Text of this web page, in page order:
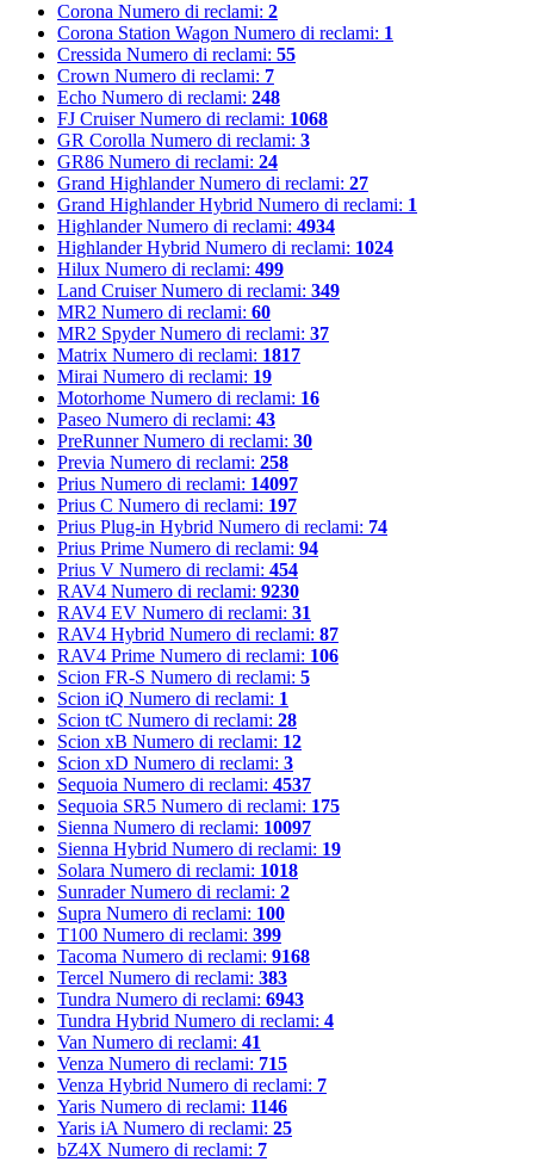
Corona Numero di reclami: 2
Corona Station Wagon Numero di reclami: 1
Cressida Numero di reclami: 55
Crown Numero di reclami: 7
Echo Numero di reclami: 248
FJ Cruiser Numero di reclami: 1068
GR Corolla Numero di reclami: 3
GR86 Numero di reclami: 24
Grand Highlander Numero di reclami: 27
Grand Highlander Hybrid Numero di reclami: 1
Highlander Numero di reclami: 4934
Highlander Hybrid Numero di reclami: 1024
Hilux Numero di reclami: 499
Land Cruiser Numero di reclami: 349
MR2 Numero di reclami: 60
MR2 Spyder Numero di reclami: 37
Matrix Numero di reclami: 1817
Mirai Numero di reclami: 19
Motorhome Numero di reclami: 16
Paseo Numero di reclami: 43
PreRunner Numero di reclami: 30
Previa Numero di reclami: 258
Prius Numero di reclami: 14097
Prius C Numero di reclami: 197
Prius Plug-in Hybrid Numero di reclami: 74
Prius Prime Numero di reclami: 94
Prius V Numero di reclami: 454
RAV4 Numero di reclami: 9230
RAV4 EV Numero di reclami: 31
RAV4 Hybrid Numero di reclami: 87
RAV4 Prime Numero di reclami: 106
Scion FR-S Numero di reclami: 5
Scion iQ Numero di reclami: 1
Scion tC Numero di reclami: 28
Scion xB Numero di reclami: 12
Scion xD Numero di reclami: 3
Sequoia Numero di reclami: 4537
Sequoia SR5 Numero di reclami: 175
Sienna Numero di reclami: 10097
Sienna Hybrid Numero di reclami: 19
Solara Numero di reclami: 1018
Sunrader Numero di reclami: 2
Supra Numero di reclami: 100
T100 Numero di reclami: 399
Tacoma Numero di reclami: 9168
Tercel Numero di reclami: 383
Tundra Numero di reclami: 6943
Tundra Hybrid Numero di reclami: 4
Van Numero di reclami: 41
Venza Numero di reclami: 715
Venza Hybrid Numero di reclami: 7
Yaris Numero di reclami: 1146
Yaris iA Numero di reclami: 25
bZ4X Numero di reclami: 7